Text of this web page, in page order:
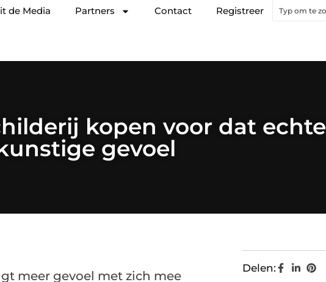
de Media Partners Contact Registreer
kopen voor dat echte
gevoel
meer gevoel met zich mee
Delen: